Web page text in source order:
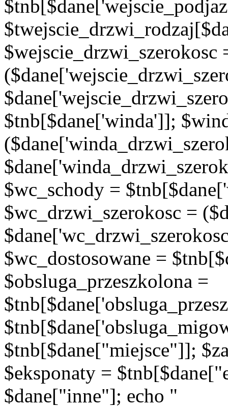
$wejscie_drzwi_szerokosc
$tnb[$dane['winda']];
$wc_schody =
$wc_drzwi_szerokosc =
$wc_dostosowane =
$obsluga_przeszkolona =
$tnb[$dane["miejsce"]];
$eksponaty =
$dane["inne"]; echo "